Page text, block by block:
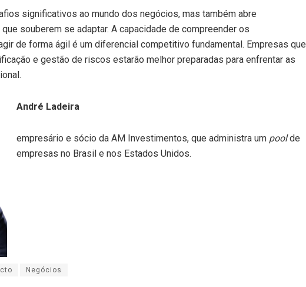
significativos ao mundo dos negócios, mas também abre
souberem se adaptar. A capacidade de compreender os
de forma ágil é um diferencial competitivo fundamental. Empresas que
e gestão de riscos estarão melhor preparadas para enfrentar as
André Ladeira
empresário e sócio da AM Investimentos, que administra um poolde
empresas no Brasil e nos Estados Unidos.
Negócios